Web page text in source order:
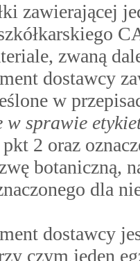
zawierającej
zwaną
dostawcy
w
w sprawie
pkt 2 oraz
botaniczną,
dla
dostawcy
czym jeden